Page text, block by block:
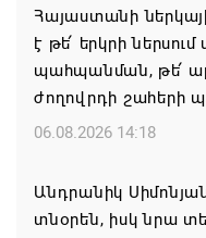
Հայաստանի
է թե՛ երկրի
պահպանման, թե՛
ժողովրդի շահերի
06.08.2026 14:18
Անդրանիկ
տնօրեն, իսկ նրա